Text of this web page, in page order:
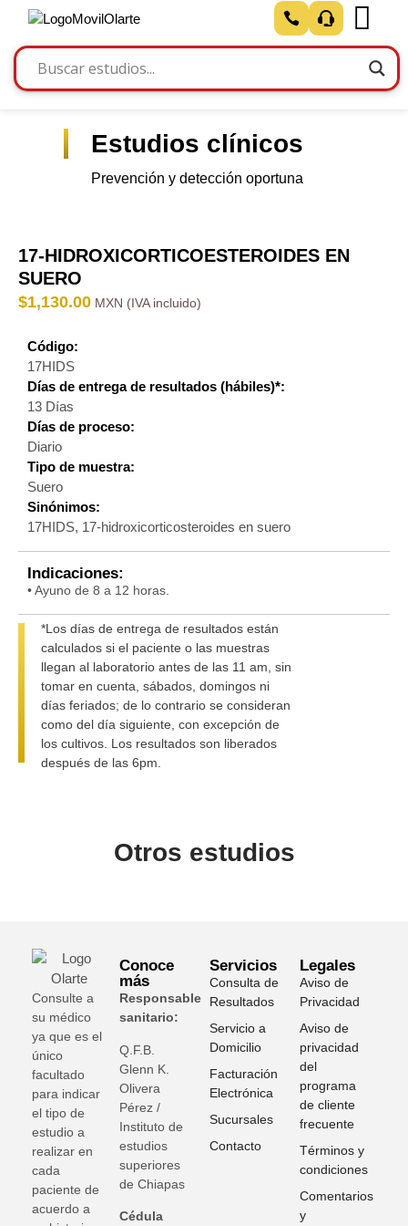
Estudios clínicos
Prevención y detección oportuna
17-HIDROXICORTICOESTEROIDES EN
SUERO
$1,130.00
Código:
17HIDS
Días de entrega de resultados (hábiles)*:
13 Días
Días de proceso:
Diario
Tipo de muestra:
Suero
Sinónimos:
17HIDS, 17-hidroxicorticosteroides en suero
Indicaciones:
• Ayuno de 8 a 12 horas.
*Los días de entrega de resultados están
calculados si el paciente o las muestras
llegan al laboratorio antes de las 11 am, sin
tomar en cuenta, sábados, domingos ni
días feriados; de lo contrario se consideran
como del día siguiente, con excepción de
los cultivos. Los resultados son liberados
después de las 6pm.
Otros estudios
Consulte a
su médico
ya que es el
único
facultado
para indicar
el tipo de
estudio a
realizar en
cada
paciente de
acuerdo a
Conoce
más
Responsable
sanitario:
Q.F.B.
Glenn K
Olivera
Pérez /
Instituto de
estudios
superiores
de Chiapas
Cédula
Servicios
Consulta de
Resultados
Servicio a
Domicilio
Facturación
Electrónica
Sucursales
Contacto
Legales
Aviso de
Privacidad
Aviso de
privacidad
del
programa
de cliente
frecuente
Términos y
condiciones
Comentarios
y